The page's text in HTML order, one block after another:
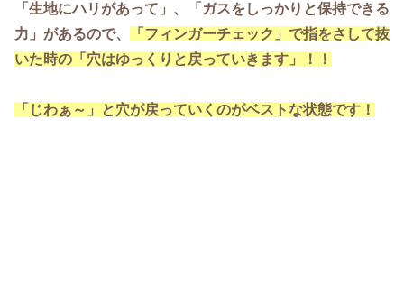
「生地にハリがあって」、「ガスをしっかりと保持できる
力」があるので、
「フィンガーチェック」で指をさして抜
いた時の「穴はゆっくりと戻っていきます」！！
「じわぁ～」と穴が戻っていくのがベストな状態です！